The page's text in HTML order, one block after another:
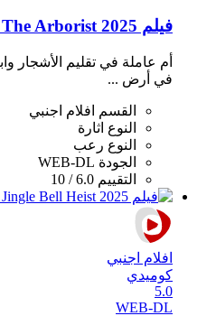
فيلم The Arborist 2025 مترجم HD
أم عاملة في تقليم الأشجار
في أرض ...
القسم
افلام اجنبي
النوع اثارة
النوع رعب
الجودة WEB-DL
التقييم 6.0 / 10
افلام اجنبي
كوميدي
5.0
WEB-DL